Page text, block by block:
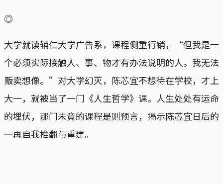
◎
大学就读辅仁大学广告系，课程侧重行销，“但我是一
个必须实际接触人、事、物才有办法说明的人。我无法
贩卖想像。”对大学幻灭，陈芯宜不想待在学校，才上
大一，就被当了一门《人生哲学》课。人生处处有运命
的埋伏，那门未竟的课程是则预言，揭示陈芯宜日后的
一再自我推翻与重建。